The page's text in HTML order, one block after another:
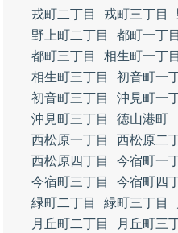
戎町二丁目
戎町三丁目
野上町二丁目
都町一丁目
都町三丁目
相生町一丁目
相生町三丁目
初音町一
初音町三丁目
沖見町一
沖見町三丁目
徳山港町
西松原一丁目
西松原二
西松原四丁目
今宿町一
今宿町三丁目
今宿町四
緑町二丁目
緑町三丁目
月丘町二丁目
月丘町三